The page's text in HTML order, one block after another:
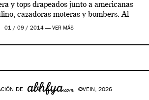
y tops drapeados junto a americanas
cazadoras moteras y bombers. Al
frente de la […]
01 / 09 / 2014 — VER MÁS
DE ©VEIN, 2026